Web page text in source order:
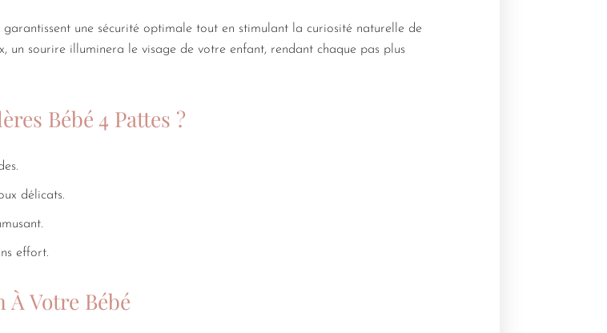
garantissent une sécurité optimale tout en stimulant la curiosité naturelle de
un sourire illuminera le visage de votre enfant, rendant chaque pas plus
Bébé 4 Pattes ?
délicats.
effort.
Votre Bébé